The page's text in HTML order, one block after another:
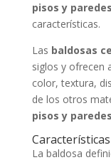
pisos y paredes
características.
Las baldosas
siglos y ofrecen
color, textura,
de los otros
pisos y paredes
La baldosa